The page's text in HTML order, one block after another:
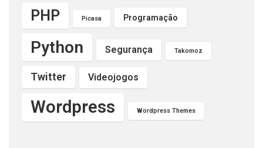
PHP Picasa Programação
Python Segurança Takomoz
Twitter Videojogos
Wordpress Wordpress Themes